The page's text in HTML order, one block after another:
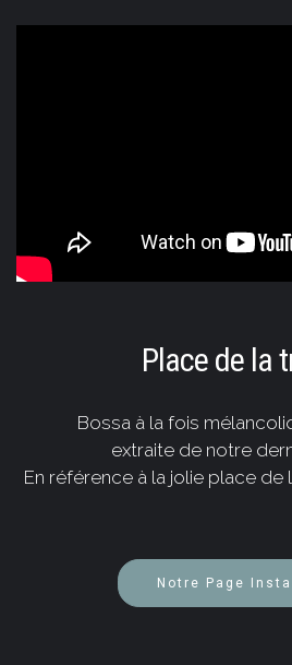
Place de la
Bossa à la fois
extraite de notre
En référence à la jolie place
Notre Page